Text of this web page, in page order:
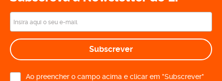
Subscrever
Ao preencher o campo acima e clicar em "Subscrever"